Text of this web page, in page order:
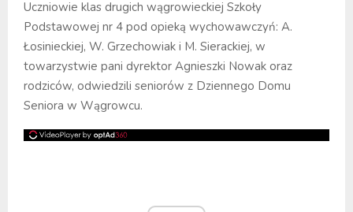
Uczniowie klas drugich wągrowieckiej Szkoły
Podstawowej nr 4 pod opieką wychowawczyń: A.
Łosinieckiej, W. Grzechowiak i M. Sierackiej, w
towarzystwie pani dyrektor Agnieszki Nowak oraz
rodziców, odwiedzili seniorów z Dziennego Domu
Seniora w Wągrowcu.